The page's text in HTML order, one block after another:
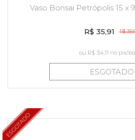
Vaso Bonsai Petrópolis 15 x
R$ 35,91 R$
ou R$ 34,11 no pix/
ESGOTADO
ESGOTADO